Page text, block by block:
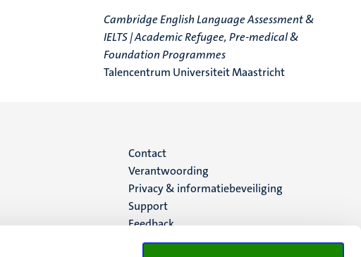
Cambridge English Language Assessment &
IELTS | Academic Refugee, Pre-medical &
Foundation Programmes
Talencentrum Universiteit Maastricht
Menu
footer
(NL)
Contact
Verantwoording
Privacy & informatiebeveiliging
Support
Feedback